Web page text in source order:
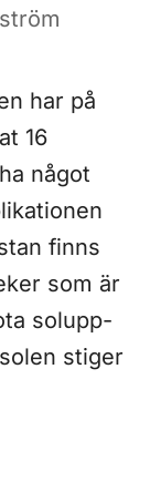
har på
16
något
finns
som är
solupp-
stiger